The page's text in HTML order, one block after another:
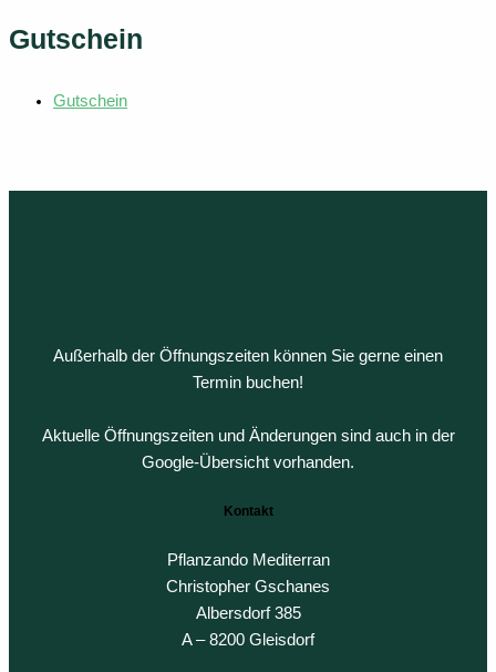
Gutschein
Gutschein
Außerhalb der Öffnungszeiten können Sie gerne einen
Termin buchen!
Aktuelle Öffnungszeiten und Änderungen sind auch in der
Google-Übersicht vorhanden.
Kontakt
Pflanzando Mediterran
Christopher Gschanes
Albersdorf 385
A – 8200 Gleisdorf